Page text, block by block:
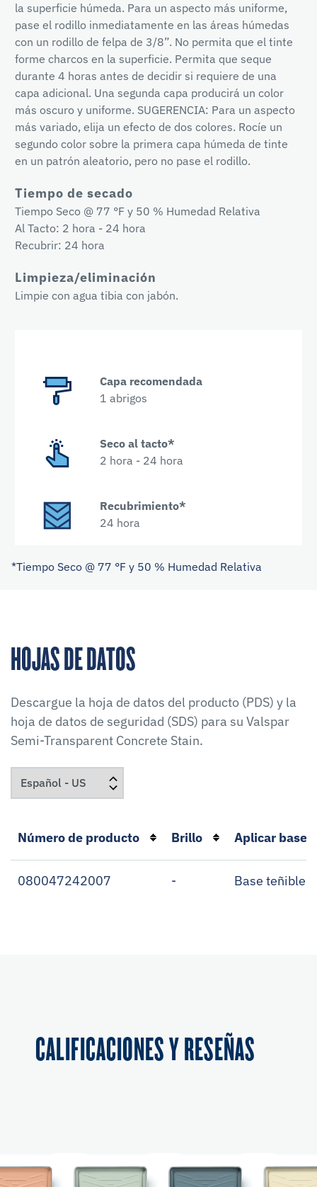
la superficie húmeda. Para un aspecto más uniforme,
pase el rodillo inmediatamente en las áreas húmedas
con un rodillo de felpa de 3/8”. No permita que el tinte
forme charcos en la superficie. Permita que seque
durante 4 horas antes de decidir si requiere de una
capa adicional. Una segunda capa producirá un color
más oscuro y uniforme. SUGERENCIA: Para un aspecto
más variado, elija un efecto de dos colores. Rocíe un
segundo color sobre la primera capa húmeda de tinte
en un patrón aleatorio, pero no pase el rodillo.
Tiempo de secado
Tiempo Seco @ 77 °F y 50 % Humedad Relativa
Al Tacto: 2 hora - 24 hora
Recubrir: 24 hora
Limpieza/eliminación
Limpie con agua tibia con jabón.
Capa recomendada
1 abrigos
Seco al tacto*
2 hora - 24 hora
Recubrimiento*
24 hora
*Tiempo Seco @ 77 °F y 50 % Humedad Relativa
HOJAS DE DATOS
Descargue la hoja de datos del producto (PDS) y la
hoja de datos de seguridad (SDS) para suValspar
Semi-Transparent Concrete Stain.
Número de producto Brillo Aplicar base
080047242007 - Base teñible
CALIFICACIONES Y RESEÑAS